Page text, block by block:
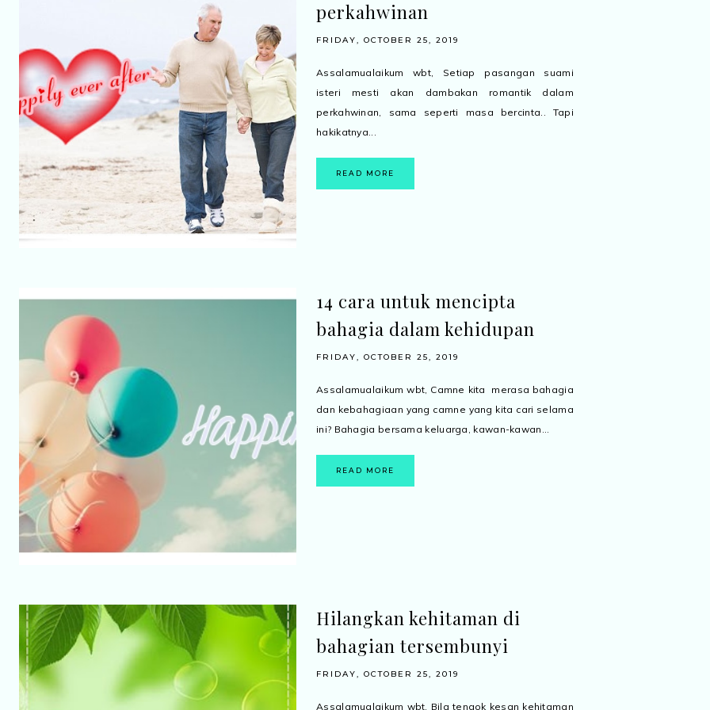
perkahwinan
FRIDAY, OCTOBER 25, 2019
Assalamualaikum wbt, Setiap pasangan suami
isteri mesti akan dambakan romantik dalam
perkahwinan, sama seperti masa bercinta.. Tapi
hakikatnya...
READ MORE
14 cara untuk mencipta
bahagia dalam kehidupan
FRIDAY, OCTOBER 25, 2019
Assalamualaikum wbt, Camne kita merasa bahagia
dan kebahagiaan yang camne yang kita cari selama
ini? Bahagia bersama keluarga, kawan-kawan...
READ MORE
Hilangkan kehitaman di
bahagian tersembunyi
FRIDAY, OCTOBER 25, 2019
Assalamualaikum wbt, Bila tengok kesan kehitaman